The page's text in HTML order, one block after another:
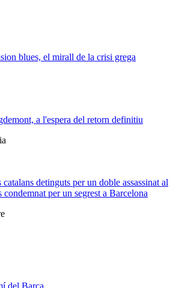
blues, el mirall de la crisi grega
a l'espera del retorn definitiu
detinguts per un doble assassinat al
condemnat per un segrest a Barcelona
del Barça